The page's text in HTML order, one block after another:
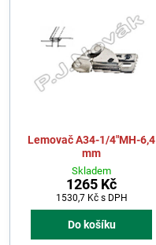
Lemovač A34-1/4"MH-6,4
mm
Skladem
1265 Kč
1530,7 Kč s DPH
Do košíku